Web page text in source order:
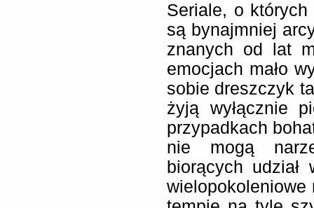
Seriale, o których
są bynajmniej
znanych od lat
emocjach mało
sobie dreszczyk
żyją wyłącznie
przypadkach
nie mogą
biorących
wielopokoleniowe